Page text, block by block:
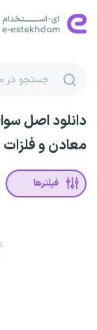
دانلود اصل
معادن و فلزات
فیلترها